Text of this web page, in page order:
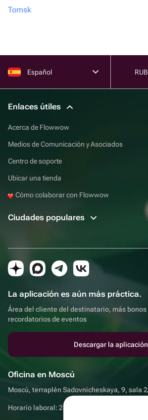
Tomsk
Español RUB
Enlaces útiles
Acerca de Flowwow
Medios de Comunicación y Asociados
Centro de soporte
Ubicar una tienda
Cómo colaborar con Flowwow
Ciudades populares
La aplicación es aún más práctica.
Área del cliente del destinatario, más bonos
recordatorios de eventos
Descargar la aplicación
Oficina en Moscú
Moscú, terraplén Sadovnicheskaya, 9, sala
Horario laboral: 24 horas